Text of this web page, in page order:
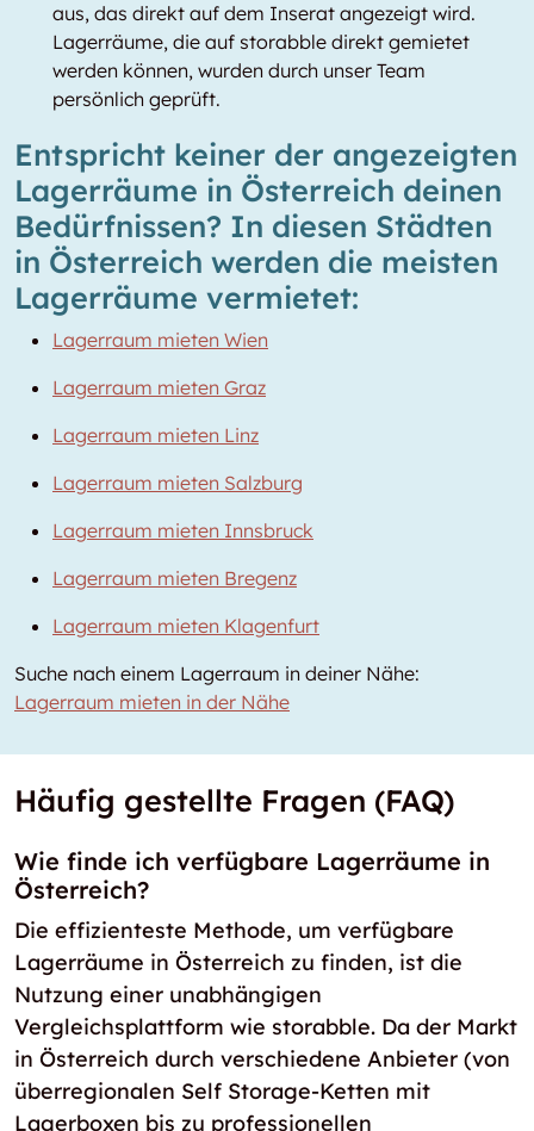
aus, das direkt auf dem Inserat angezeigt wird.
Lagerräume, die auf storabble direkt gemietet
werden können, wurden durch unser Team
persönlich geprüft.
Entspricht keiner der angezeigten
Lagerräume in Österreich deinen
Bedürfnissen? In diesen Städten
in Österreich werden die meisten
Lagerräume vermietet:
Lagerraum mieten Wien
Lagerraum mieten Graz
Lagerraum mieten Linz
Lagerraum mieten Salzburg
Lagerraum mieten Innsbruck
Lagerraum mieten Bregenz
Lagerraum mieten Klagenfurt
Suche nach einem Lagerraum in deiner Nähe:
Lagerraum mieten in der Nähe
Häufig gestellte Fragen (FAQ)
Wie finde ich verfügbare Lagerräume in
Österreich?
Die effizienteste Methode, um verfügbare
Lagerräume in Österreich zu finden, ist die
Nutzung einer unabhängigen
Vergleichsplattform wie storabble. Da der Markt
in Österreich durch verschiedene Anbieter (von
überregionalen Self Storage-Ketten mit
Lagerboxen bis zu professionellen